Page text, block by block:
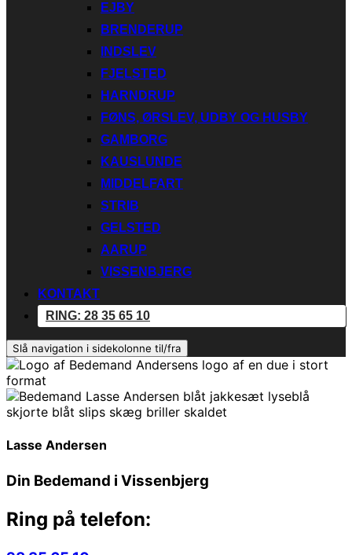
EJBY
BRENDERUP
INDSLEV
FJELSTED
HARNDRUP
FØNS, ØRSLEV, UDBY OG HUSBY
GAMBORG
KAUSLUNDE
MIDDELFART
STRIB
GELSTED
AARUP
VISSENBJERG
KONTAKT
RING: 28 35 65 10
Slå navigation i sidekolonne til/fra
Lasse Andersen
Din Bedemand i Vissenbjerg
Ring på telefon: